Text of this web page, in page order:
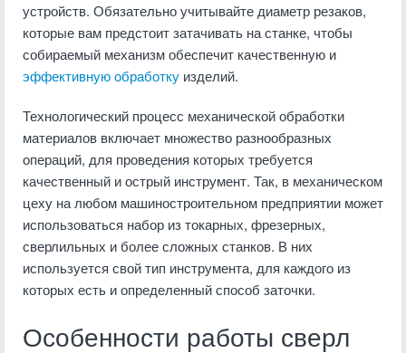
устройств. Обязательно учитывайте диаметр резаков,
которые вам предстоит затачивать на станке, чтобы
собираемый механизм обеспечит качественную и
эффективную обработку изделий.
Технологический процесс механической обработки
материалов включает множество разнообразных
операций, для проведения которых требуется
качественный и острый инструмент. Так, в механическом
цеху на любом машиностроительном предприятии может
использоваться набор из токарных, фрезерных,
сверлильных и более сложных станков. В них
используется свой тип инструмента, для каждого из
которых есть и определенный способ заточки.
Особенности работы сверл